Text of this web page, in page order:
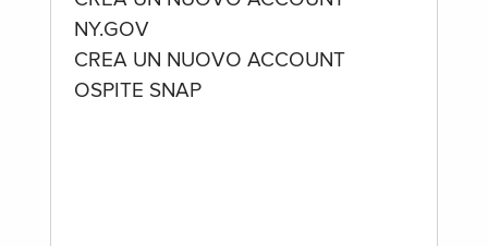
NY.GOV
CREA UN NUOVO ACCOUNT
OSPITE SNAP